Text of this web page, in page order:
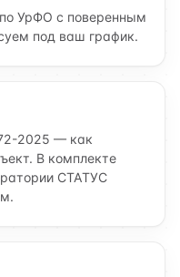
УрФО с поверенным
под ваш график.
2025 — как
В комплекте
СТАТУС